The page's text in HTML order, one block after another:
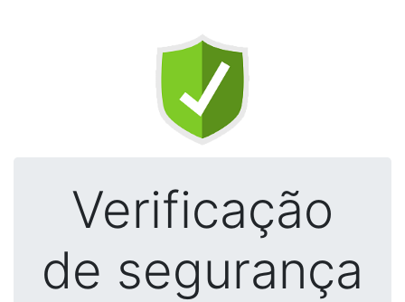
Verificação
de segurança